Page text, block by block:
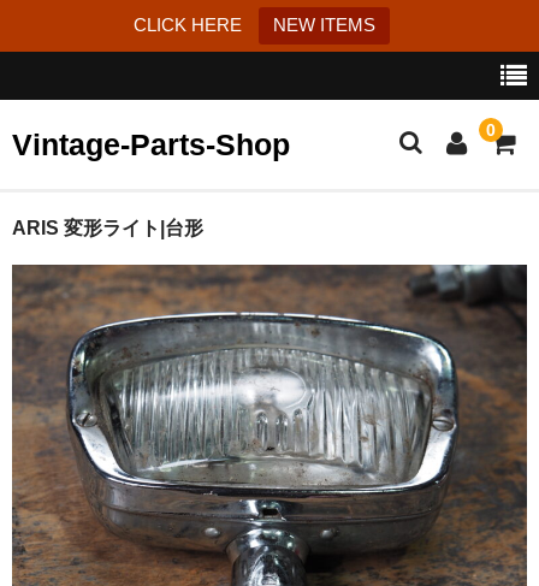
CLICK HERE NEW ITEMS
Vintage-Parts-Shop 0
カート
ブログ
Instagram
はじめての方へ
お問い合わせ
特定商取引法に基づく表記
ARIS 変形ライト|台形